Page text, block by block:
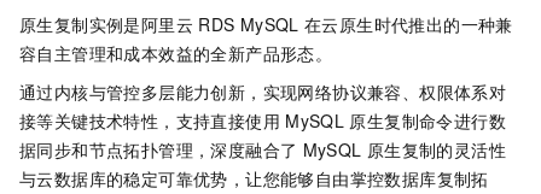
原生复制实例是阿里云 RDS MySQL 在云原生时代推出的一种兼
容自主管理和成本效益的全新产品形态。
通过内核与管控多层能力创新，实现网络协议兼容、权限体系对
接等关键技术特性，支持直接使用 MySQL 原生复制命令进行数
据同步和节点拓扑管理，深度融合了 MySQL 原生复制的灵活性
与云数据库的稳定可靠优势，让您能够自由掌控数据库复制拓